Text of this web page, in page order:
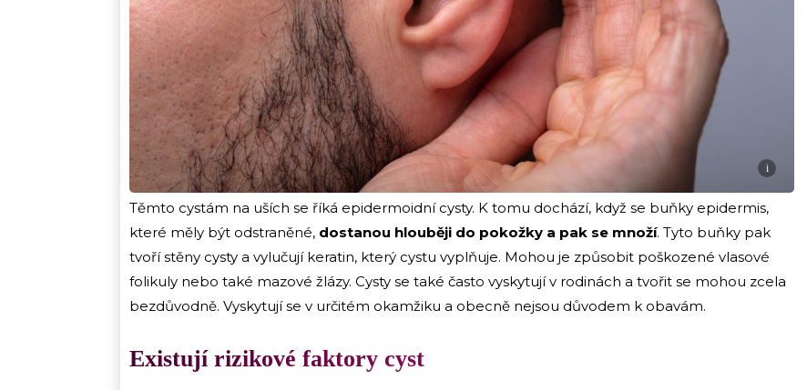
i
Těmto cystám na uších se říká epidermoidní cysty. K tomu dochází, když se buňky epidermis,
které měly být odstraněné, dostanou hlouběji do pokožky a pak se množí. Tyto buňky pak
tvoří stěny cysty a vylučují keratin, který cystu vyplňuje. Mohou je způsobit poškozené vlasové
folikuly nebo také mazové žlázy. Cysty se také často vyskytují v rodinách a tvořit se mohou zcela
bezdůvodně. Vyskytují se v určitém okamžiku a obecně nejsou důvodem k obavám.
Existují rizikové faktory cyst